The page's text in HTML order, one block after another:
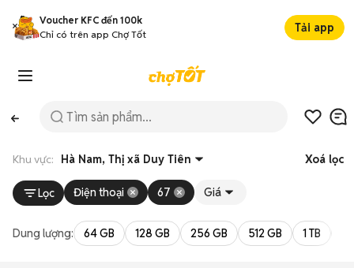
Voucher KFC đến 100k
Chỉ có trên app Chợ Tốt
Tải app
Khu vực: Hà Nam, Thị xã Duy Tiên Xoá lọc
Lọc Điện thoại 67 Giá
Dung lượng: 64 GB 128 GB 256 GB 512 GB 1 TB